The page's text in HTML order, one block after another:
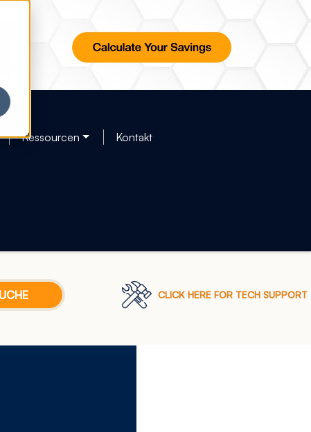
Ressourcen Kontakt
CLICK HERE FOR TECH SUPPORT